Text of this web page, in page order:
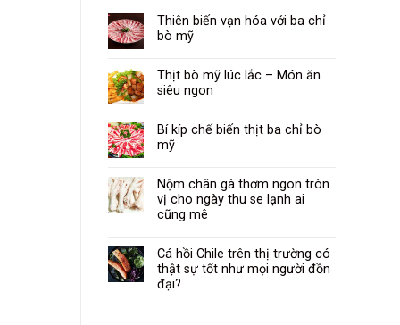
Thiên biến vạn hóa với ba chỉ
bò mỹ
Thịt bò mỹ lúc lắc – Món ăn
siêu ngon
Bí kíp chế biến thịt ba chỉ bò
mỹ
Nộm chân gà thơm ngon tròn
vị cho ngày thu se lạnh ai
cũng mê
Cá hồi Chile trên thị trường có
thật sự tốt như mọi người đồn
đại?